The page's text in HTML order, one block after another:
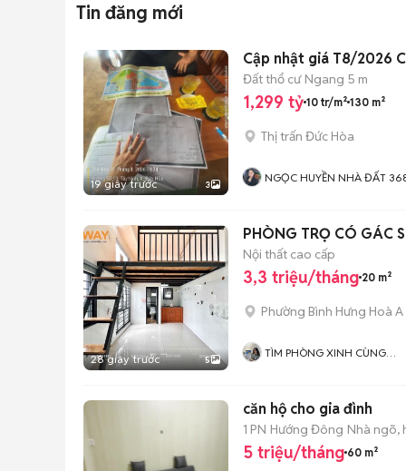
Tin đăng mới
19 giây trước 3
Cập nhật giá T8/2026
Đất thổ cư Ngang 5 m
1,299 tỷ 10 tr/m² 130 m²
Thị trấn Đức Hòa
NGỌC HUYỀN NHÀ ĐẤT
28 giây trước 5
PHÒNG TRỌ CÓ GÁC
Nội thất cao cấp
3,3 triệu/tháng 20 m²
Phường Bình Hưng Hoà A
TÌM PHÒNG XINH CÙNG
căn hộ cho gia đình
1 PN Hướng Đông Nhà ngõ,
5 triệu/tháng 60 m²